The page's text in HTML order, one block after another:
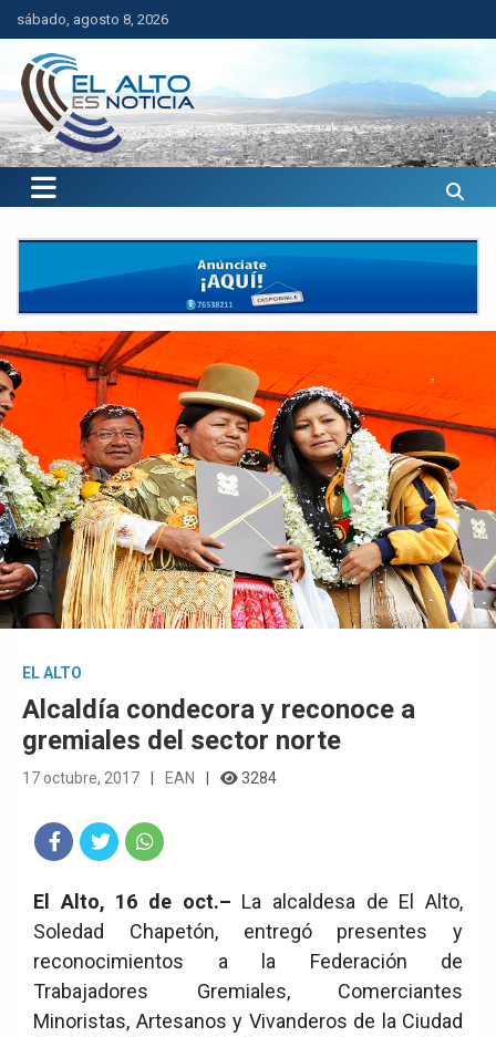
Saltar
al
contenido
sábado, agosto 8, 2026
El Alto es Noticia
Últimas noticias de El Alto, Bolivia y el mundo.
EL ALTO
Alcaldía condecora y reconoce a
gremiales del sector norte
17 octubre, 2017 EAN 3284
eb
ook
ter
tsA
pp
El Alto, 16 de oct.– La alcaldesa de El Alto,
Soledad Chapetón, entregó presentes y
reconocimientos a la Federación de
Trabajadores Gremiales, Comerciantes
Minoristas, Artesanos y Vivanderos de la Ciudad